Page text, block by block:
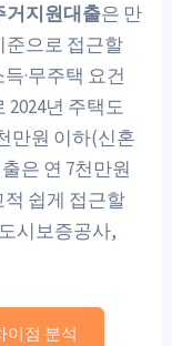
거지원대출은 만
준으로 접근할
·무주택 요건
2024년 주택도
만원 이하(신혼
은 연 7천만원
쉽게 접근할
시보증공사,
이점 분석